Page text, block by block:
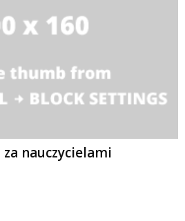
nauczycielami